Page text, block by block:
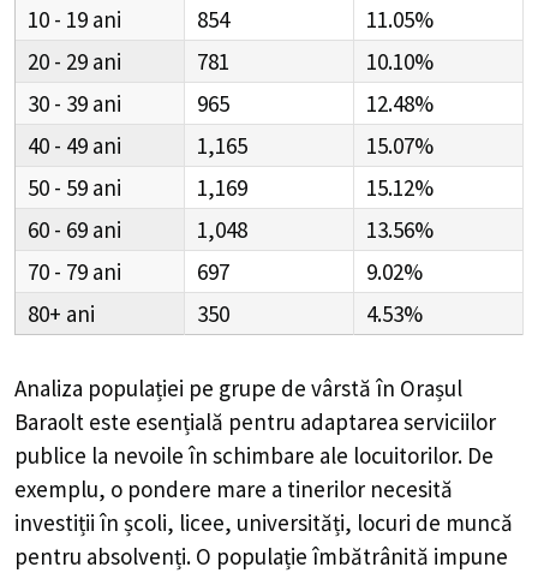
10 - 19
854
11.05%
20 - 29
781
10.10%
30 - 39
965
12.48%
40 - 49
1,165
15.07%
50 - 59
1,169
15.12%
60 - 69
1,048
13.56%
70 - 79
697
9.02%
80+
350 4.53%
Analiza populației pe grupe de vârstă în Orașul
Baraolt este esențială pentru adaptarea serviciilor
publice la nevoile în schimbare ale locuitorilor. De
exemplu, o pondere mare a tinerilor necesită
investiții în școli, licee, universități, locuri de muncă
pentru absolvenți. O populație îmbătrânită impune